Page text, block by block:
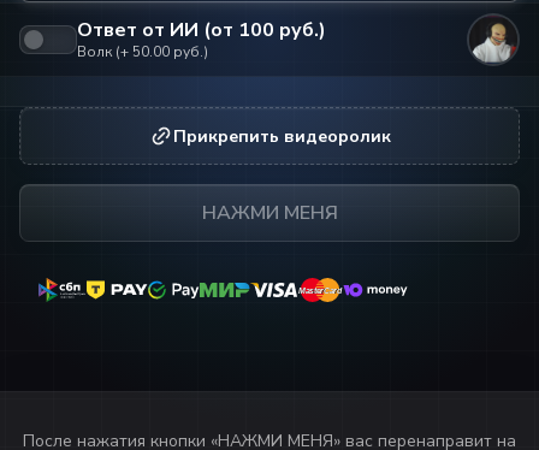
Ответ от ИИ (от 100 руб.)
Волк (+ 50.00 руб.)
Прикрепить видеоролик
НАЖМИ МЕНЯ
MasterCard
MasterCard
После нажатия кнопки «НАЖМИ МЕНЯ» вас перенаправит на